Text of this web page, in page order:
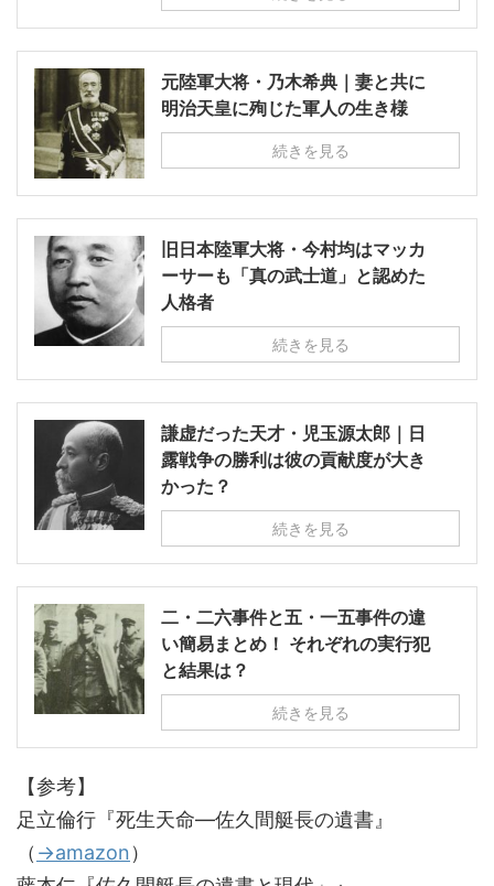
元陸軍大将・乃木希典｜妻と共に
明治天皇に殉じた軍人の生き様
続きを見る
旧日本陸軍大将・今村均はマッカ
ーサーも「真の武士道」と認めた
人格者
続きを見る
謙虚だった天才・児玉源太郎｜日
露戦争の勝利は彼の貢献度が大き
かった？
続きを見る
二・二六事件と五・一五事件の違
い簡易まとめ！ それぞれの実行犯
と結果は？
続きを見る
【参考】
足立倫行『死生天命―佐久間艇長の遺書』
（ →amazon）